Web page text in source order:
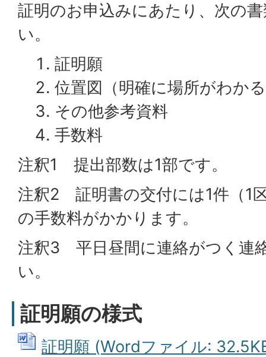
証明のお申込みにあたり、次の
い。
証明願
位置図（明確に場所がわか
その他参考資料
手数料
注釈1 提出部数は1部です。
注釈2 証明書の交付には1件（1
の手数料がかかります。
注釈3 平日昼間に連絡がつく連
い。
証明願の様式
証明願 (Wordファイル: